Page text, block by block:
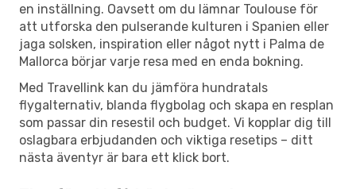
en inställning. Oavsett om du lämnar Toulouse för
att utforska den pulserande kulturen i Spanien eller
jaga solsken, inspiration eller något nytt i Palma de
Mallorca börjar varje resa med en enda bokning.
Med Travellink kan du jämföra hundratals
flygalternativ, blanda flygbolag och skapa en resplan
som passar din resestil och budget. Vi kopplar dig till
oslagbara erbjudanden och viktiga resetips – ditt
nästa äventyr är bara ett klick bort.